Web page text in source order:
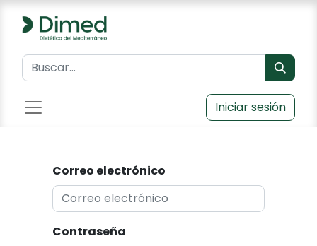
Iniciar sesión
Correo electrónico
Contraseña